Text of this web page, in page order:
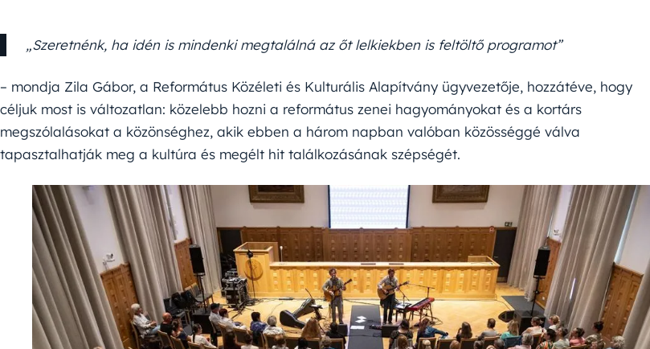
„Szeretnénk, ha idén is mindenki megtalálná az őt lelkiekben is feltöltő programot”
– mondja Zila Gábor, a Református Közéleti és Kulturális Alapítvány ügyvezetője, hozzátéve, hogy
céljuk most is változatlan: közelebb hozni a református zenei hagyományokat és a kortárs
megszólalásokat a közönséghez, akik ebben a három napban valóban közösséggé válva
tapasztalhatják meg a kultúra és megélt hit találkozásának szépségét.